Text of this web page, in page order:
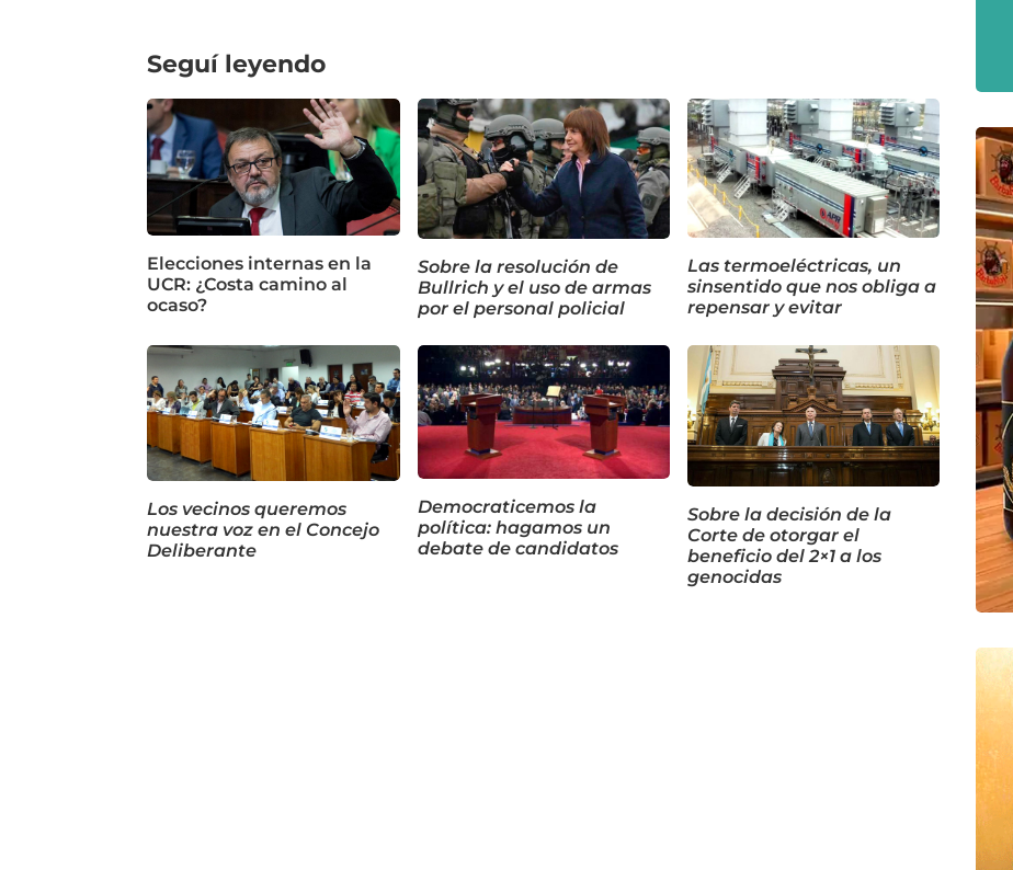
Seguí leyendo
Elecciones internas en la
UCR: ¿Costa camino al
ocaso?
Sobre la resolución de
Bullrich y el uso de armas
por el personal policial
Las termoeléctricas, un
sinsentido que nos obliga a
repensar y evitar
Los vecinos queremos
nuestra voz en el Concejo
Deliberante
Democraticemos la
política: hagamos un
debate de candidatos
Sobre la decisión de la
Corte de otorgar el
beneficio del 2×1 a los
genocidas